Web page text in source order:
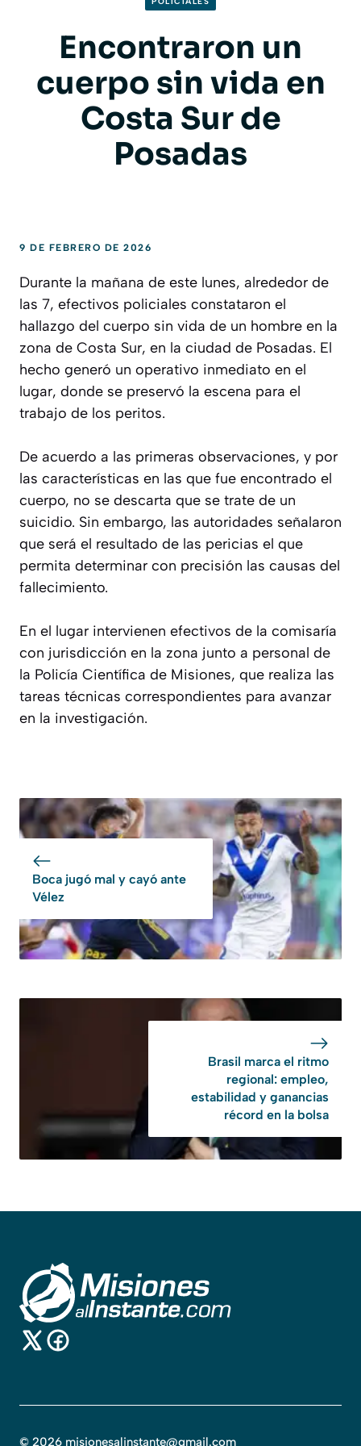
Encontraron un
cuerpo sin vida en
Costa Sur de
Posadas
9 DE FEBRERO DE 2026
Durante la mañana de este lunes, alrededor de
las 7, efectivos policiales constataron el
hallazgo del cuerpo sin vida de un hombre en la
zona de Costa Sur, en la ciudad de Posadas. El
hecho generó un operativo inmediato en el
lugar, donde se preservó la escena para el
trabajo de los peritos.
De acuerdo a las primeras observaciones, y por
las características en las que fue encontrado el
cuerpo, no se descarta que se trate de un
suicidio. Sin embargo, las autoridades señalaron
que será el resultado de las pericias el que
permita determinar con precisión las causas del
fallecimiento.
En el lugar intervienen efectivos de la comisaría
con jurisdicción en la zona junto a personal de
la Policía Científica de Misiones, que realiza las
tareas técnicas correspondientes para avanzar
en la investigación.
Boca jugó mal y cayó ante
Vélez
Brasil marca el ritmo
regional: empleo,
estabilidad y ganancias
récord en la bolsa
© 2026 misionesalinstante@gmail.com